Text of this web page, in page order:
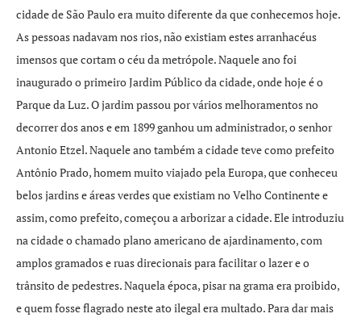
cidade de São Paulo era muito diferente da que conhecemos hoje.
As pessoas nadavam nos rios, não existiam estes arranhacéus
imensos que cortam o céu da metrópole. Naquele ano foi
inaugurado o primeiro Jardim Público da cidade, onde hoje é o
Parque da Luz. O jardim passou por vários melhoramentos no
decorrer dos anos e em 1899 ganhou um administrador, o senhor
Antonio Etzel. Naquele ano também a cidade teve como prefeito
Antônio Prado, homem muito viajado pela Europa, que conheceu
belos jardins e áreas verdes que existiam no Velho Continente e
assim, como prefeito, começou a arborizar a cidade. Ele introduziu
na cidade o chamado plano americano de ajardinamento, com
amplos gramados e ruas direcionais para facilitar o lazer e o
trânsito de pedestres. Naquela época, pisar na grama era proibido,
e quem fosse flagrado neste ato ilegal era multado. Para dar mais